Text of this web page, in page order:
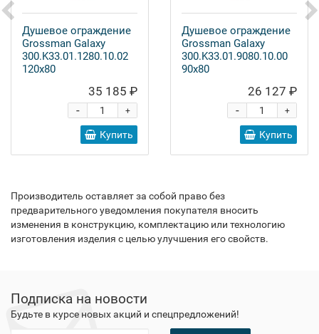
Душевое ограждение
Grossman Galaxy
300.K33.01.1280.10.02
120x80
35 185 ₽
+
-
Купить
Душевое ограждение
Grossman Galaxy
300.K33.01.9080.10.00
90x80
26 127 ₽
+
-
Купить
Производитель оставляет за собой право без
предварительного уведомления покупателя вносить
изменения в конструкцию, комплектацию или технологию
изготовления изделия с целью улучшения его свойств.
Подписка на новости
Будьте в курсе новых акций и спецпредложений!